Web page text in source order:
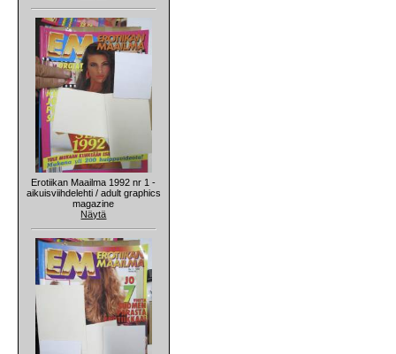
Erotiikan Maailma 1992 nr 1 -
aikuisviihdelehti / adult graphics
magazine
Näytä